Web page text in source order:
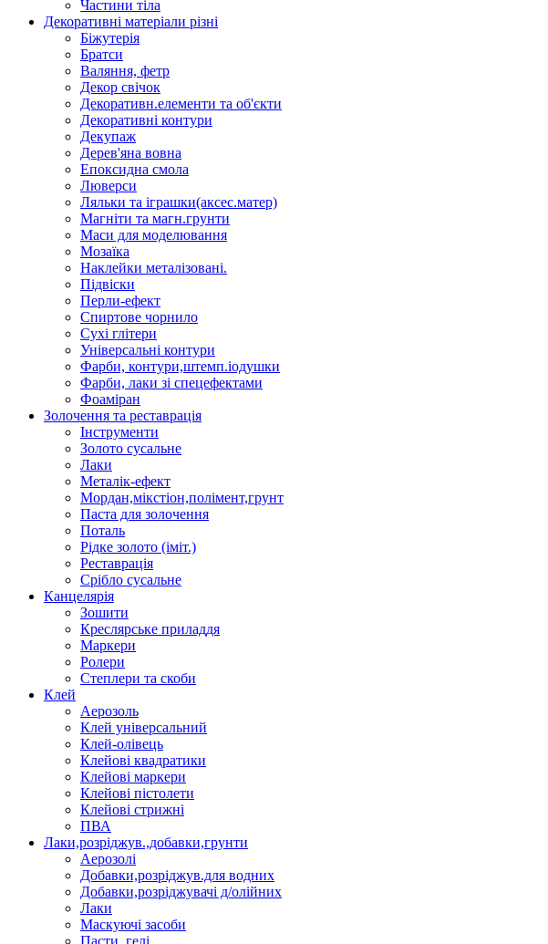
Частини тіла
Декоративні матеріали різні
Біжутерія
Братси
Валяння, фетр
Декор свічок
Декоративн.елементи та об'єкти
Декоративні контури
Декупаж
Дерев'яна вовна
Епоксидна смола
Люверси
Ляльки та іграшки(аксес.матер)
Магніти та магн.грунти
Маси для моделювання
Мозаїка
Наклейки металізовані.
Підвіски
Перли-ефект
Спиртове чорнило
Сухі глітери
Універсальні контури
Фарби, контури,штемп.іодушки
Фарби, лаки зі спецефектами
Фоаміран
Золочення та реставрація
Інструменти
Золото сусальне
Лаки
Металік-ефект
Мордан,мікстіон,полімент,грунт
Паста для золочення
Поталь
Рідке золото (іміт.)
Реставрація
Срібло сусальне
Канцелярія
Зошити
Креслярське приладдя
Маркери
Ролери
Степлери та скоби
Клей
Аерозоль
Клей універсальний
Клей-олівець
Клейові квадратики
Клейові маркери
Клейові пістолети
Клейові стрижні
ПВА
Лаки,розріджув.,добавки,грунти
Аерозолі
Добавки,розріджув.для водних
Добавки,розріджувачі д/олійних
Лаки
Маскуючі засоби
Пасти, гелі